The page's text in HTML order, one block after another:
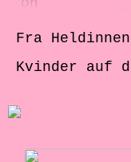
Fra
Kvinder auf